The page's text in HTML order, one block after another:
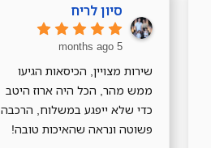
סיון לריח
5 months ago
שירות מצויין, הכיסאות הגיעו
ממש מהר, הכל היה ארוז היטב
כדי שלא ייפגע במשלוח, הרכבה
פשוטה ונראה שהאיכות טובה!